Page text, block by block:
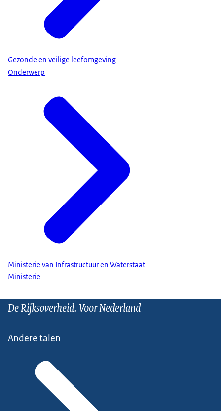
Gezonde en veilige leefomgeving
Onderwerp
Ministerie van Infrastructuur en Waterstaat
Ministerie
De Rijksoverheid. Voor Nederland
Andere talen